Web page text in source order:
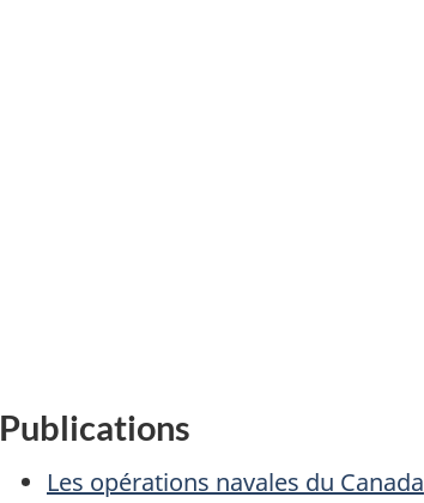
Publications
Les opérations navales du Canada